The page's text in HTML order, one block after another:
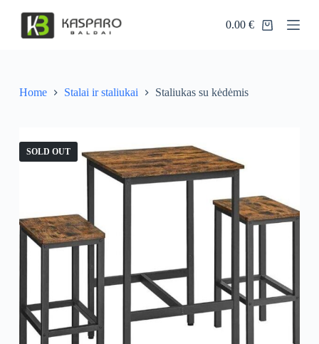
Shopping
0.00 €
Home Stalai ir staliukai Staliukas su kėdėmis
SOLD OUT